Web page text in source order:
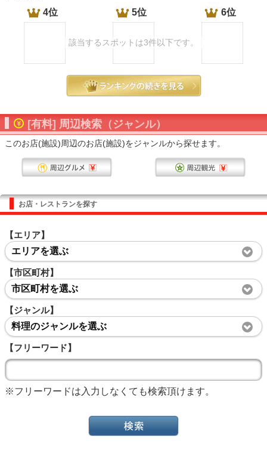
4位 5位 6位
該当するスポットは3件以下です。
[有料] 周辺検索（ジャンル）
このお店(施設)周辺のお店(施設)をジャンルから探せます。
お店・レストランを探す
【エリア】
エリアを選ぶ
【市区町村】
市区町村を選ぶ
【ジャンル】
料理のジャンルを選ぶ
【フリーワード】
※フリーワードは入力しなくても検索頂けます。